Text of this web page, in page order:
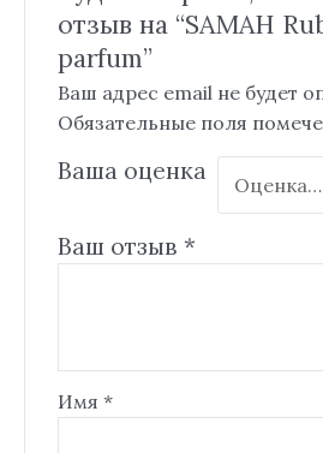
отзыв на “SAMAH
parfum”
Ваш адрес email не будет
Обязательные поля
Ваша оценка
Ваш отзыв *
Имя *